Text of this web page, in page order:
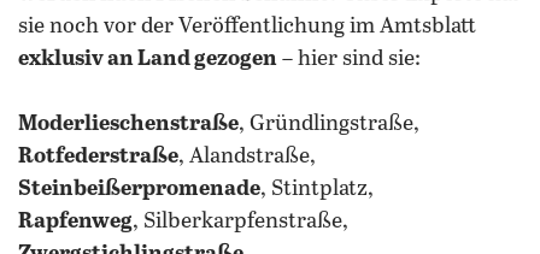
sie noch vor der Veröffentlichung im Amtsblatt
exklusiv an Land gezogen – hier sind sie:
Moderlieschenstraße, Gründlingstraße,
Rotfederstraße, Alandstraße,
Steinbeißerpromenade, Stintplatz,
Rapfenweg, Silberkarpfenstraße,